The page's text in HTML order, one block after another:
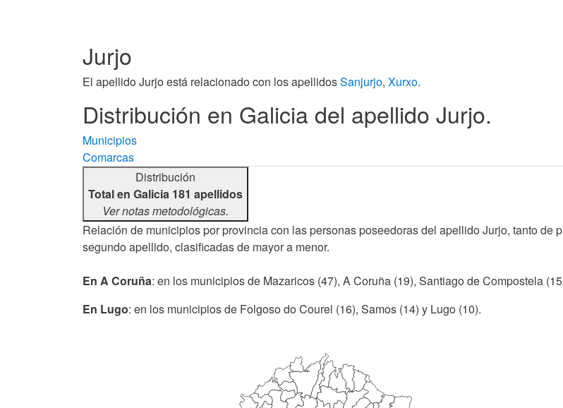
Jurjo
El apellido Jurjo está relacionado con los apellidosSanjurjo, Xurxo.
Distribución en Galicia del apellido Jurjo.
Municipios
Comarcas
Distribución
Total en Galicia 181 apellidos
Ver notas metodológicas.
Relación de municipios por provincia con las personas poseedoras del apellido Jurjo, tanto de
segundo apellido, clasificadas de mayor a menor.
En A Coruña: en los municipios de Mazaricos (47), A Coruña (19), Santiago de Compostela
En Lugo: en los municipios de Folgoso do Courel (16), Samos (14) y Lugo (10).